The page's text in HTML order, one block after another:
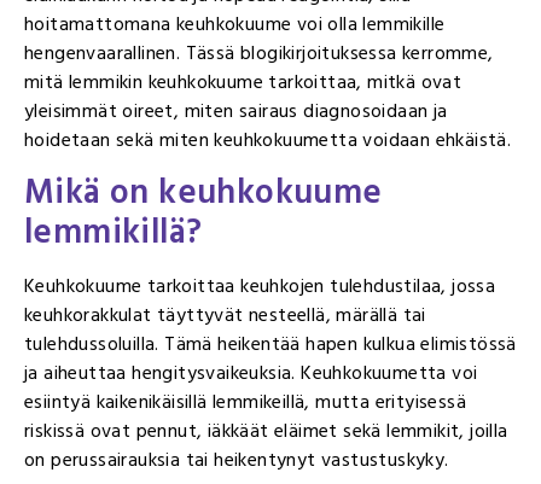
hoitamattomana keuhkokuume voi olla lemmikille
hengenvaarallinen. Tässä blogikirjoituksessa kerromme,
mitä lemmikin keuhkokuume tarkoittaa, mitkä ovat
yleisimmät oireet, miten sairaus diagnosoidaan ja
hoidetaan sekä miten keuhkokuumetta voidaan ehkäistä.
Mikä on keuhkokuume
lemmikillä?
Keuhkokuume tarkoittaa keuhkojen tulehdustilaa, jossa
keuhkorakkulat täyttyvät nesteellä, märällä tai
tulehdussoluilla. Tämä heikentää hapen kulkua elimistössä
ja aiheuttaa hengitysvaikeuksia. Keuhkokuumetta voi
esiintyä kaikenikäisillä lemmikeillä, mutta erityisessä
riskissä ovat pennut, iäkkäät eläimet sekä lemmikit, joilla
on perussairauksia tai heikentynyt vastustuskyky.